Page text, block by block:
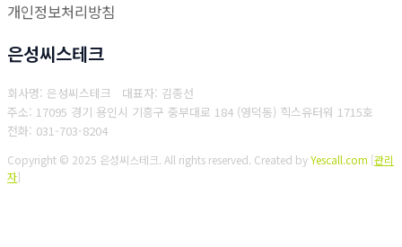
개인정보처리방침
은성씨스테크
회사명: 은성씨스테크 대표자: 김종선
주소: 17095 경기 용인시 기흥구 중부대로 184 (영덕동) 힉스유터워 1715호
전화: 031-703-8204
Copyright © 2025 은성씨스테크. All rights reserved. Created byYescall.com [관리
자]